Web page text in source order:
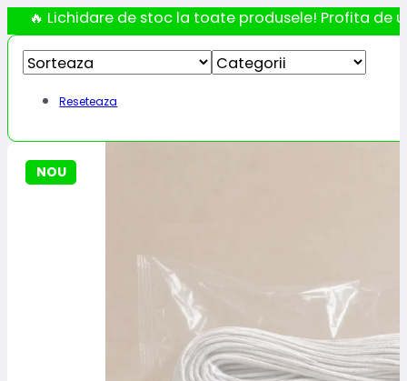
🔥 Lichidare de stoc la toate produsele! Profita de
Reseteaza
NOU